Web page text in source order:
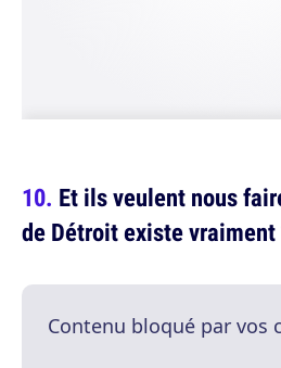
Et ils veulent nous
de Détroit existe vraiment
Contenu bloqué par vos